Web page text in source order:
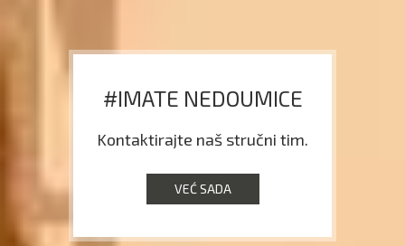
#IMATE NEDOUMICE
Kontaktirajte naš stručni tim.
VEĆ SADA